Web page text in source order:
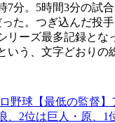
分。5時間3分の試
た。つぎ込んだ投
リーズ最多記録とな
いう、文字どおりの
野球【最低の監督
、2位は巨人・原、1